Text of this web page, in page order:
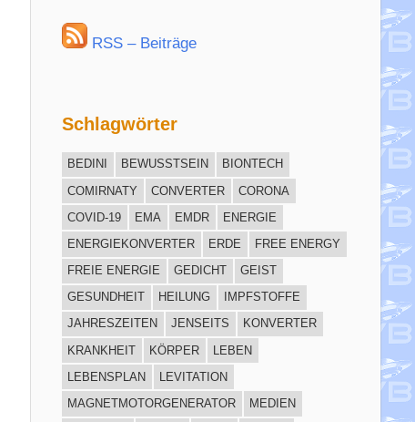
RSS – Beiträge
Schlagwörter
BEDINI BEWUSSTSEIN
BIONTECH
COMIRNATY
CONVERTER
CORONA
COVID-19
EMA EMDR
ENERGIE
ENERGIEKONVERTER
ERDE
FREE ENERGY
FREIE ENERGIE
GEDICHT
GEIST
GESUNDHEIT
HEILUNG
IMPFSTOFFE
JAHRESZEITEN
JENSEITS
KONVERTER
KRANKHEIT
KÖRPER
LEBEN
LEBENSPLAN
LEVITATION
MAGNETMOTORGENERATOR
MEDIEN